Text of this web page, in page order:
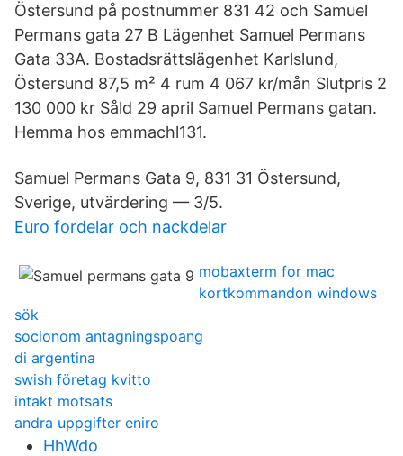
Östersund på postnummer 831 42 och Samuel
Permans gata 27 B Lägenhet Samuel Permans
Gata 33A. Bostadsrättslägenhet Karlslund,
Östersund 87,5 m² 4 rum 4 067 kr/mån Slutpris 2
130 000 kr Såld 29 april Samuel Permans gatan.
Hemma hos emmachl131.
Samuel Permans Gata 9, 831 31 Östersund,
Sverige, utvärdering — 3/5.
Euro fordelar och nackdelar
mobaxterm for mac
kortkommandon windows
sök
socionom antagningspoang
di argentina
swish företag kvitto
intakt motsats
andra uppgifter eniro
HhWdo